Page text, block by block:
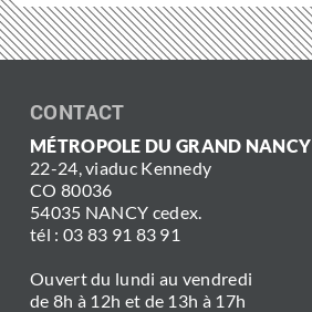
CONTACT
MÉTROPOLE DU GRAND NANCY
22-24, viaduc Kennedy
CO 80036
54035 NANCY cedex.
tél : 03 83 91 83 91
Ouvert du lundi au vendredi
de 8h à 12h et de 13h à 17h